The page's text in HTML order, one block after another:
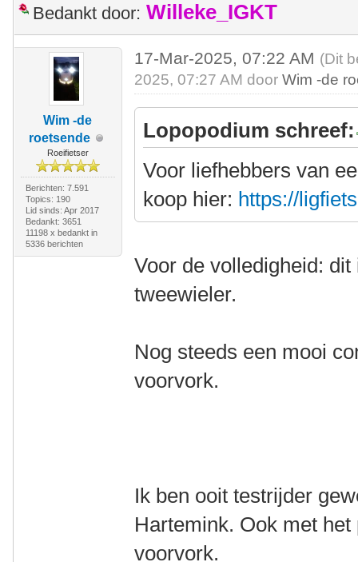
Bedankt door: Willeke_IGKT
Wim -de
roetsende
Roeifietser
Berichten: 7.591
Topics: 190
Lid sinds: Apr 2017
Bedankt: 3651
11198 x bedankt in
5336 berichten
17-Mar-2025, 07:22 AM (Dit
2025, 07:27 AM doorWim -de
Lopopodium schreef:
Voor liefhebbers van
koop hier: https://
Voor de volledigheid:
tweewieler.
Nog steeds een mooi
voorvork.
Ik ben ooit testrijder
Hartemink. Ook met
voorvork.